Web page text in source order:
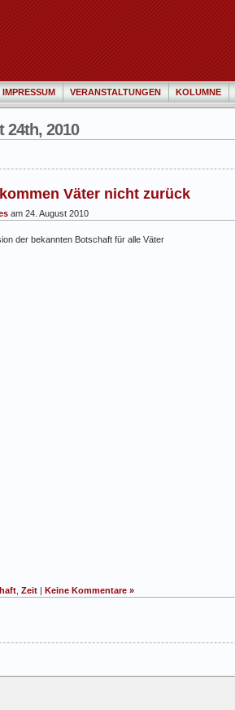
IMPRESSUM VERANSTALTUNGEN KOLUMNE
24th, 2010
Väter nicht zurück
am 24. August 2010
der bekannten Botschaft für alle Väter
Zeit | Keine Kommentare »